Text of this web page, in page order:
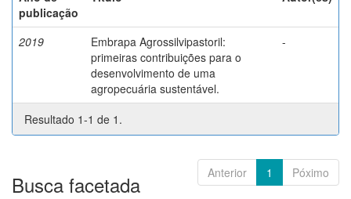
publicação
2019
Embrapa Agrossilvipastoril:
primeiras contribuições para o
desenvolvimento de uma
agropecuária sustentável.
-
Resultado 1-1 de 1.
Anterior 1 Póximo
Busca facetada